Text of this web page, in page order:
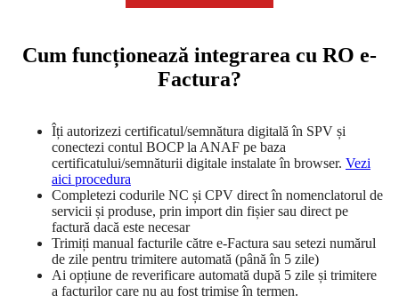
Cum funcționează integrarea cu RO e-
Factura?
Îți autorizezi certificatul/semnătura digitală în SPV și
conectezi contul BOCP la ANAF pe baza
certificatului/semnăturii digitale instalate în browser. Vezi
aici procedura
Completezi codurile NC și CPV direct în nomenclatorul de
servicii și produse, prin import din fișier sau direct pe
factură dacă este necesar
Trimiți manual facturile către e-Factura sau setezi numărul
de zile pentru trimitere automată (până în 5 zile)
Ai opțiune de reverificare automată după 5 zile și trimitere
a facturilor care nu au fost trimise în termen.